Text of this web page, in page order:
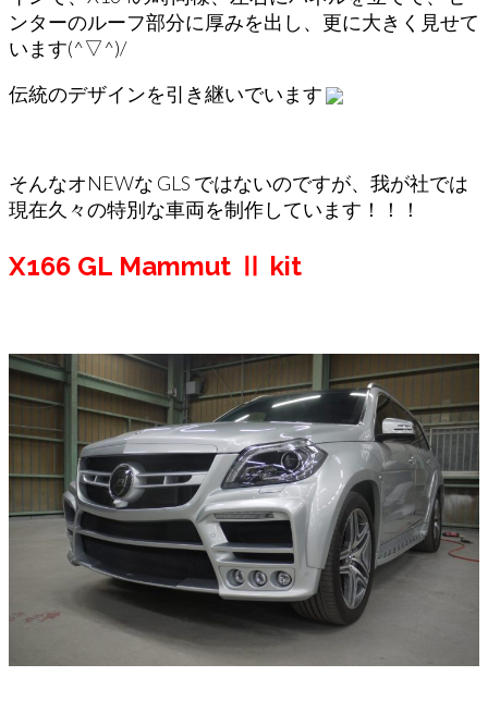
ンターのルーフ部分に厚みを出し、更に大きく見せて
います(^▽^)/
伝統のデザインを引き継いでいます
そんなオNEWな GLS ではないのですが、我が社では
現在久々の特別な車両を制作しています！！！
X166 GL Mammut Ⅱ kit